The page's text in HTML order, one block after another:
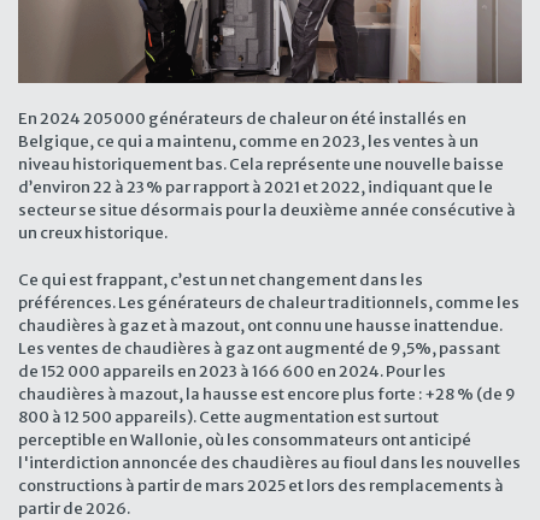
En 2024 205 000 générateurs de chaleur on été installés en
Belgique, ce qui a maintenu, comme en 2023, les ventes à un
niveau historiquement bas. Cela représente une nouvelle baisse
d’environ 22 à 23 % par rapport à 2021 et 2022, indiquant que le
secteur se situe désormais pour la deuxième année consécutive à
un creux historique.
Ce qui est frappant, c’est un net changement dans les
préférences. Les générateurs de chaleur traditionnels, comme les
chaudières à gaz et à mazout, ont connu une hausse inattendue.
Les ventes de chaudières à gaz ont augmenté de 9,5%, passant
de 152 000 appareils en 2023 à 166 600 en 2024. Pour les
chaudières à mazout, la hausse est encore plus forte : +28 % (de 9
800 à 12 500 appareils). Cette augmentation est surtout
perceptible en Wallonie, où les consommateurs ont anticipé
l'interdiction annoncée des chaudières au fioul dans les nouvelles
constructions à partir de mars 2025 et lors des remplacements à
partir de 2026.